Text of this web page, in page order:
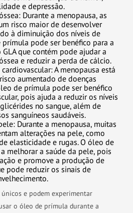
e depressão.
Durante a menopausa, as
risco maior de desenvolver
à diminuição dos níveis de
pode ser benéfico para a
que contém pode ajudar a
e reduzir a perda de cálcio.
A menopausa está
aumentado de doenças
de prímula pode ser benéfico
pois ajuda a reduzir os níveis
no sangue, além de
sanguíneos saudáveis.
Durante a menopausa, muitas
alterações na pele, como
elasticidade e rugas. O óleo de
melhorar a saúde da pele, pois
e promove a produção de
pode reduzir os sinais de
e podem experimentar
o óleo de prímula durante a